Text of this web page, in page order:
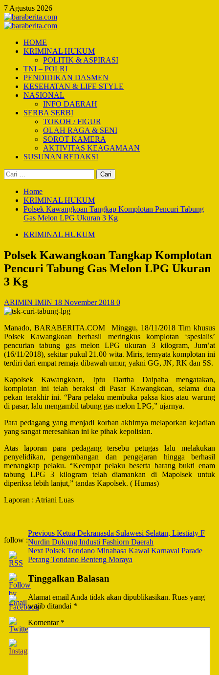
Skip
to
content
7 Agustus 2026
Primary
HOME
KRIMINAL HUKUM
POLITIK & ASPIRASI
TNI – POLRI
PENDIDIKAN DASMEN
KESEHATAN & LIFE STYLE
NASIONAL
INFO DAERAH
SERBA SERBI
TOKOH / FIGUR
OLAH RAGA & SENI
SOROT KAMERA
AKTIVITAS KEAGAMAAN
SUSUNAN REDAKSI
Cari
untuk:
Home
KRIMINAL HUKUM
Polsek Kawangkoan Tangkap Komplotan Pencuri Tabung
Gas Melon LPG Ukuran 3 Kg
KRIMINAL HUKUM
Polsek Kawangkoan Tangkap Komplotan
Pencuri Tabung Gas Melon LPG Ukuran
3 Kg
ARIMIN IMIN 18 November 2018 0
Manado, BARABERITA.COM Minggu, 18/11/2018 Tim khusus
Polsek Kawangkoan berhasil meringkus komplotan ‘spesialis’
pencurian tabung gas melon LPG ukuran 3 kilogram, Jum’at
(16/11/2018), sekitar pukul 21.00 wita. Miris, ternyata komplotan ini
terdiri dari empat remaja dibawah umur, yakni GG, JN, RK dan SS.
Kapolsek Kawangkoan, Iptu Dartha Daipaha mengatakan,
komplotan ini telah beraksi di Pasar Kawangkoan, selama dua
pekan terakhir ini. “Para pelaku membuka paksa kios atau warung
di pasar, lalu mengambil tabung gas melon LPG,” ujarnya.
Para pedagang yang menjadi korban akhirnya melaporkan kejadian
yang sangat meresahkan ini ke pihak kepolisian.
Atas laporan para pedagang tersebu petugas lalu melakukan
penyelidikan, pengembangan dan pengejaran hingga berhasil
menangkap pelaku. “Keempat pelaku beserta barang bukti enam
tabung LPG 3 kilogram telah diamankan di Mapolsek untuk
diperiksa lebih lanjut,” tandas Kapolsek. ( Humas)
Laporan : Atriani Luas
follow :
Post
Navigation
Previous Ketua Dekranasda Sulawesi Selatan, Liestiaty F
Nurdin Dukung Industi Fashiorn Daerah
Next Polsek Tondano Minahasa Kawal Karnaval Parade
Perang Tondano Benteng Moraya
Tinggalkan Balasan
Alamat email Anda tidak akan dipublikasikan. Ruas yang
wajib ditandai *
Komentar *